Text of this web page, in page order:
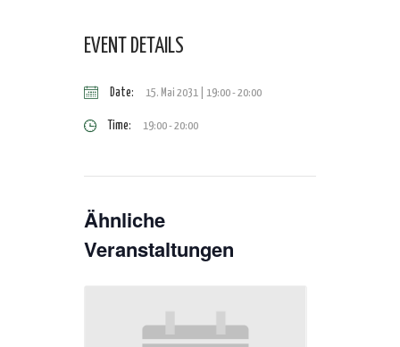
EVENT DETAILS
Date: 15. Mai 2031 | 19:00-20:00
Time: 19:00 - 20:00
Ähnliche
Veranstaltungen